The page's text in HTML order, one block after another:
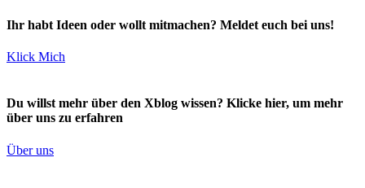
Ihr habt Ideen oder wollt mitmachen? Meldet euch bei uns!
Klick Mich
Du willst mehr über den Xblog wissen? Klicke hier, um mehr
über uns zu erfahren
Über uns